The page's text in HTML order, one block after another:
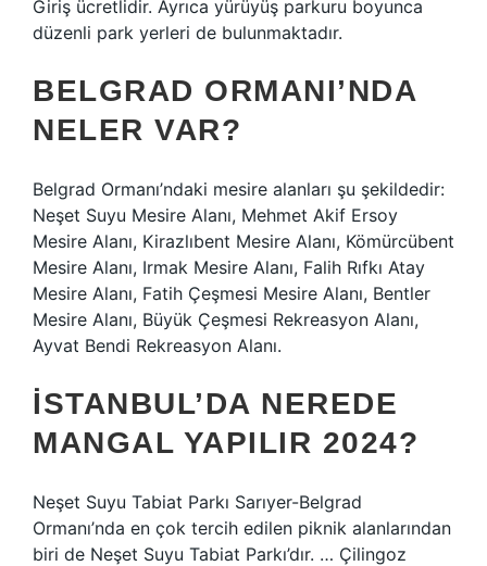
Giriş ücretlidir. Ayrıca yürüyüş parkuru boyunca
düzenli park yerleri de bulunmaktadır.
BELGRAD ORMANI’NDA
NELER VAR?
Belgrad Ormanı’ndaki mesire alanları şu şekildedir:
Neşet Suyu Mesire Alanı, Mehmet Akif Ersoy
Mesire Alanı, Kirazlıbent Mesire Alanı, Kömürcübent
Mesire Alanı, Irmak Mesire Alanı, Falih Rıfkı Atay
Mesire Alanı, Fatih Çeşmesi Mesire Alanı, Bentler
Mesire Alanı, Büyük Çeşmesi Rekreasyon Alanı,
Ayvat Bendi Rekreasyon Alanı.
İSTANBUL’DA NEREDE
MANGAL YAPILIR 2024?
Neşet Suyu Tabiat Parkı Sarıyer-Belgrad
Ormanı’nda en çok tercih edilen piknik alanlarından
biri de Neşet Suyu Tabiat Parkı’dır. … Çilingoz